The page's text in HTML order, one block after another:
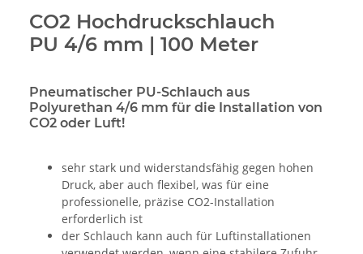
CO2 Hochdruckschlauch
PU 4/6 mm | 100 Meter
Pneumatischer PU-Schlauch aus
Polyurethan 4/6 mm für die Installation von
CO2 oder Luft!
sehr stark und widerstandsfähig gegen hohen
Druck, aber auch flexibel, was für eine
professionelle, präzise CO2-Installation
erforderlich ist
der Schlauch kann auch für Luftinstallationen